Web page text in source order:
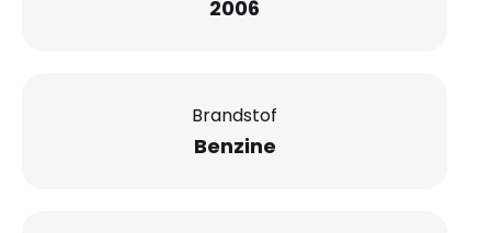
2006
Brandstof
Benzine